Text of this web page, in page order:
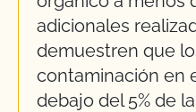
adicionales
demuestren que
contaminación en
debajo del 5% de